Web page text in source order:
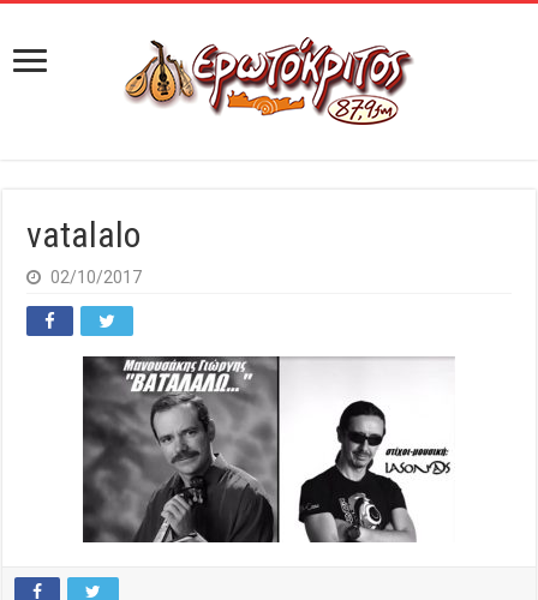
vatalalo
02/10/2017